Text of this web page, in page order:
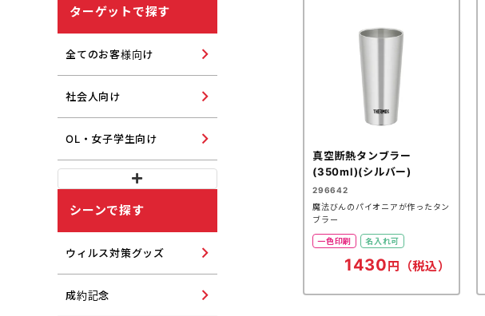
真空断熱タンブラー
(350ml)(シルバー)
296642
魔法びんのパイオニアが作ったタン
ブラー
一色印刷 名入れ可
1430 円（税込）
ターゲットで探す
全てのお客様向け
社会人向け
OL・女子学生向け
シーンで探す
ウィルス対策グッズ
成約記念